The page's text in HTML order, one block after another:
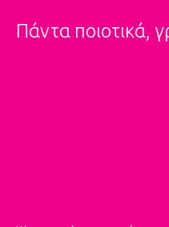
Πάντα ποιοτικά,